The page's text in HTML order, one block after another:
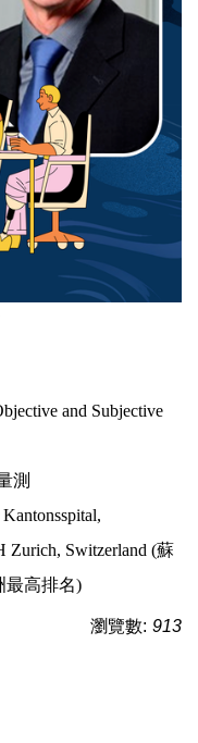
and Subjective
測
Zurich, Switzerland (蘇
最高排名)
瀏覽數: 913